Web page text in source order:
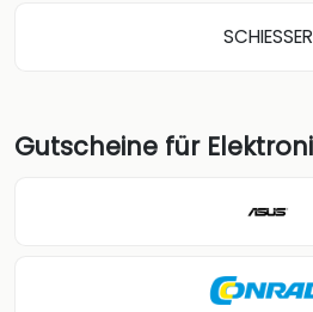
SCHIESSER
Gutscheine für